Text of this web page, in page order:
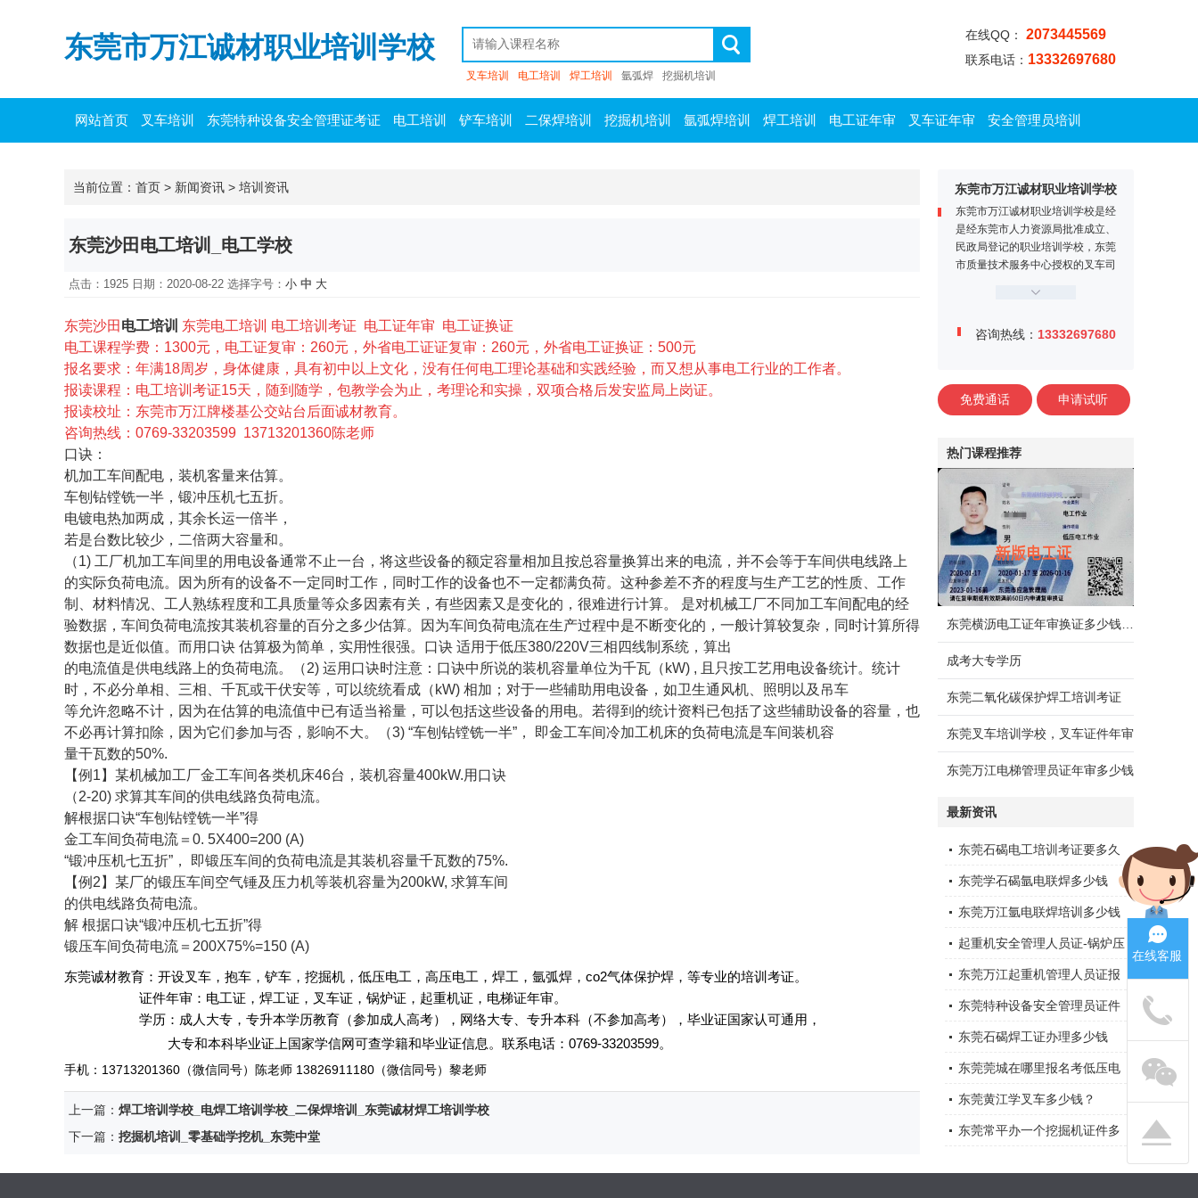
东莞市万江诚材职业培训学校
叉车培训 电工培训 焊工培训 氩弧焊 挖掘机培训
在线QQ： 2073445569
联系电话： 13332697680
网站首页 叉车培训 东莞特种设备安全管理证考证 电工培训 铲车培训 二保焊培训 挖掘机培训 氩弧焊培训 焊工培训 电工证年审 叉车证年审 安全管理员培训
东莞市万江诚材职业培训学校
东莞市万江诚材职业培训学校是经
是经东莞市人力资源局批准成立、
民政局登记的职业培训学校，东莞
市质量技术服务中心授权的叉车司
师资力量雄厚，学校内设电工实训
咨询热线： 13332697680
免费通话 申请试听
热门课程推荐
成考大专学历
东莞二氧化碳保护焊工培训考证
东莞叉车培训学校，叉车证件年审
东莞万江电梯管理员证年审多少钱
最新资讯
东莞石碣电工培训考证要多久
东莞学石碣氩电联焊多少钱
东莞万江氩电联焊培训多少钱
起重机安全管理人员证-锅炉压
力容器证-电梯证在哪里考
东莞万江起重机管理人员证报
名多少钱
东莞特种设备安全管理员证件
多少钱，在哪里报名
东莞石碣焊工证办理多少钱
东莞莞城在哪里报名考低压电
工证
东莞黄江学叉车多少钱？
东莞常平办一个挖掘机证件多
当前位置： 首页 > 新闻资讯 > 培训资讯
东莞沙田电工培训_电工学校
点击：1925 日期：2020-08-22 选择字号： 小 中 大
东莞沙田 电工培训
东莞电工培训 电工培训考证 电工证年审 电工证换证
电工课程学费：1300元，电工证复审：260元，外省电工证证复审：260元，外省电工证换证：500元
报名要求：年满18周岁， 身体健康，具有初中以上文化，没有任何电工理论基础和实践经验，而又想从事电工行业的工作者。
报读课程：电工培训考证15天 ，随到随学，包教学会为止，考理论和实操，双项合格后发安监局上岗证。
报读校址：东莞市万江牌楼基公交站台后面诚材教育。
咨询热线：0769-33203599 13713201360陈老师
口诀：
机加工车间配电，装机客量来估算。
车刨钻镗铣一半，锻冲压机七五折。
电镀电热加两成，其余长运一倍半，
若是台数比较少，二倍两大容量和。
（1) 工厂机加工车间里的用电设备通常不止一台，将这些设备的额定容量相加且按总容量换算出来的电流，并不会等于车间供电线路上
的实际负荷电流。因为所有的设备不一定同时工作，同时工作的设备也不一定都满负荷。这种参差不齐的程度与生产工艺的性质、工作
制、材料情况、工人熟练程度和工具质量等众多因素有关，有些因素又是变化的，很难进行计算。 是对机械工厂不同加工车间配电的经
验数据，车间负荷电流按其装机容量的百分之多少估算。因为车间负荷电流在生产过程中是不断变化的，一般计算较复杂，同时计算所得
数据也是近似值。而用口诀 估算极为简单，实用性很强。口诀 适用于低压380/220V三相四线制系统，算出
的电流值是供电线路上的负荷电流。（2) 运用口诀时注意：口诀中所说的装机容量单位为千瓦（kW) , 且只按工艺用电设备统计。统计
时，不必分单相、三相、千瓦或干伏安等，可以统统看成（kW) 相加；对于一些辅助用电设备，如卫生通风机、照明以及吊车
等允许忽略不计，因为在估算的电流值中已有适当裕量，可以包括这些设备的用电。若得到的统计资料已包括了这些辅助设备的容量，也
不必再计算扣除，因为它们参加与否，影响不大。（3) “车刨钻镗铣一半”， 即金工车间冷加工机床的负荷电流是车间装机容
量干瓦数的50%.
【例1】某机械加工厂金工车间各类机床46台，装机容量400kW.用口诀
（2-20) 求算其车间的供电线路负荷电流。
解根据口诀“车刨钻镗铣一半”得
金工车间负荷电流＝0. 5X400=200 (A)
“锻冲压机七五折”， 即锻压车间的负荷电流是其装机容量千瓦数的75%.
【例2】某厂的锻压车间空气锤及压力机等装机容量为200kW, 求算车间
的供电线路负荷电流。
解 根据口诀“锻冲压机七五折”得
锻压车间负荷电流＝200X75%=150 (A)
东莞诚材教育：开设叉车，抱车，铲车，挖掘机，低压电工，高压电工，焊工，氩弧焊，co2气体保护焊，等专业的培训考证。
证件年审：电工证，焊工证，叉车证，锅炉证，起重机证，电梯证年审。
学历：成人大专，专升本学历教育 （参加成人高考），网络大专、专升本科（不参加高考），毕业证国家认可通用，
大专和本科毕业证上国家学信网可查学籍和毕业证信息 。 联系电话 ： 0769-33203599。
手机： 13713201360 （微信同号）陈老师 13826911180（微信同号）黎老师
上一篇： 焊工培训学校_电焊工培训学校_二保焊培训_东莞诚材焊工培训学校
下一篇： 挖掘机培训_零基础学挖机_东莞中堂
在线客服